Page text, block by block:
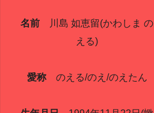
名前
川島 如恵留(かわしま の
える)
愛称 のえる/のえ/のえたん